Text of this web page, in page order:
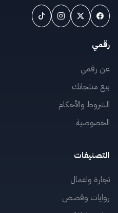
رقمي
عن رقمي
بيع منتجاتك
الشروط والأحكام
الخصوصية
التصنيفات
تجارة واعمال
روايات وقصص